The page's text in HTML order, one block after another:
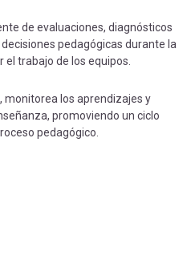
de evaluaciones, diagnósticos
pedagógicas durante la
trabajo de los equipos.
monitorea los aprendizajes y
promoviendo un ciclo
pedagógico.